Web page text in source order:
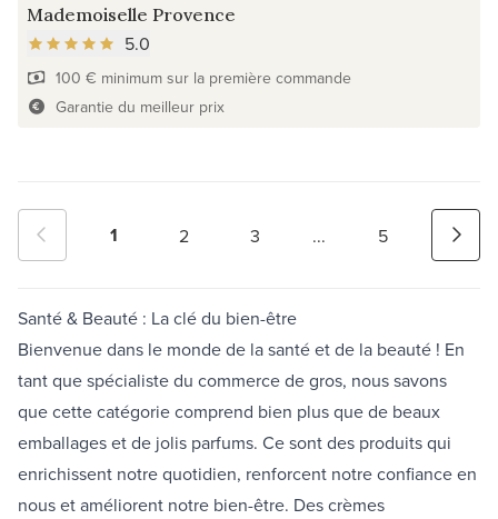
Mademoiselle Provence
5.0
100 € minimum sur la première commande
Garantie du meilleur prix
1 2 3 ... 5
Santé & Beauté : La clé du bien-être
Bienvenue dans le monde de la santé et de la beauté ! En
tant que spécialiste du commerce de gros, nous savons
que cette catégorie comprend bien plus que de beaux
emballages et de jolis parfums. Ce sont des produits qui
enrichissent notre quotidien, renforcent notre confiance en
nous et améliorent notre bien-être. Des crèmes